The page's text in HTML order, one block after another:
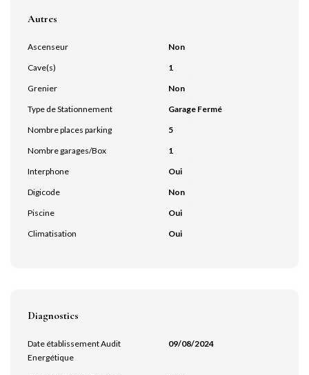
Autres
Ascenseur
Non
Cave(s)
1
Grenier
Non
Type de Stationnement
Garage Fermé
Nombre places parking
5
Nombre garages/Box
1
Interphone
Oui
Digicode
Non
Piscine
Oui
Climatisation
Oui
Diagnostics
Date établissement Audit
Energétique
09/08/2024